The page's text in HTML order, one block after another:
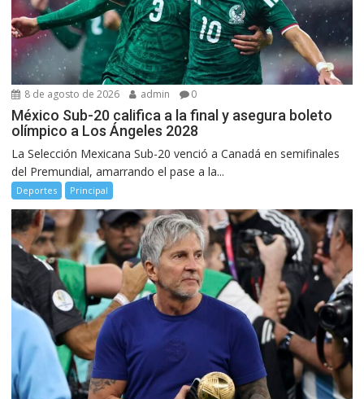
8 de agosto de 2026 admin 0
México Sub-20 califica a la final y asegura boleto
olímpico a Los Ángeles 2028
La Selección Mexicana Sub-20 venció a Canadá en semifinales
del Premundial, amarrando el pase a la...
Deportes Principal